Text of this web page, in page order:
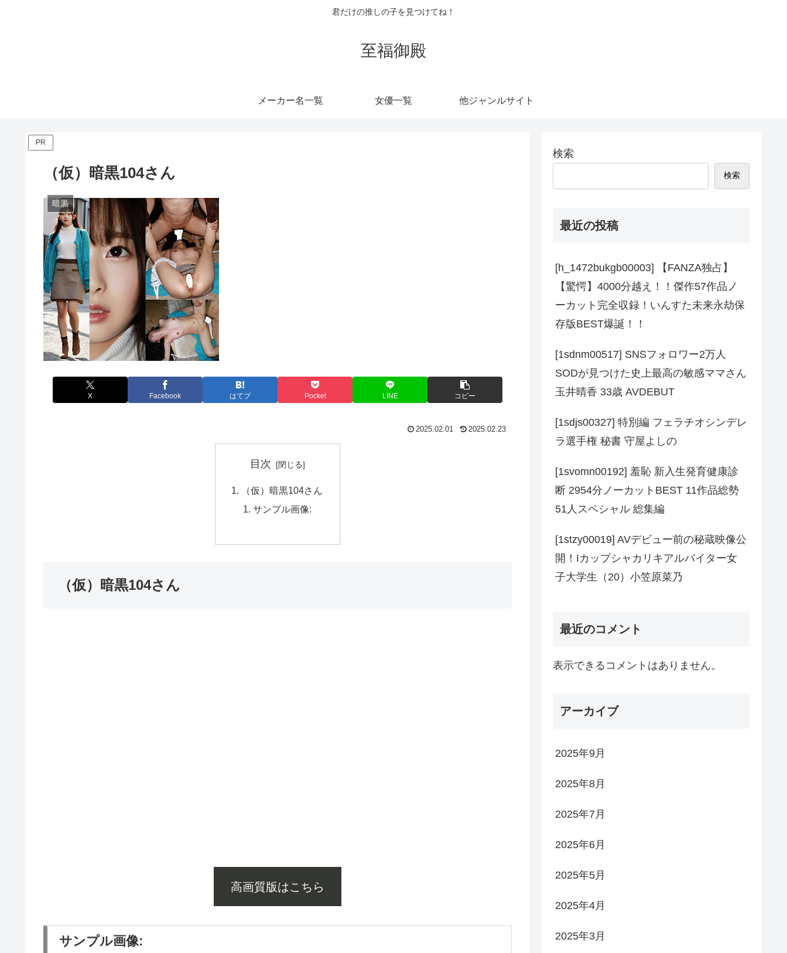
君だけの推しの子を見つけてね！
至福御殿
メーカー名一覧 女優一覧 他ジャンルサイト
PR
（仮）暗黒104さん
暗黒
X Facebook はてブ Pocket LINE コピー
2025.02.01 2025.02.23
目次
（仮）暗黒104さん
サンプル画像:
（仮）暗黒104さん
高画質版はこちら
サンプル画像:
検索
検索
最近の投稿
[h_1472bukgb00003] 【FANZA独占】
【驚愕】4000分越え！！傑作57作品ノ
ーカット完全収録！いんすた未来永劫保
存版BEST爆誕！！
[1sdnm00517] SNSフォロワー2万人
SODが見つけた史上最高の敏感ママさん
玉井晴香 33歳 AVDEBUT
[1sdjs00327] 特別編 フェラチオシンデレ
ラ選手権 秘書 守屋よしの
[1svomn00192] 羞恥 新入生発育健康診
断 2954分ノーカットBEST 11作品総勢
51人スペシャル 総集編
[1stzy00019] AVデビュー前の秘蔵映像公
開！Iカップシャカリキアルバイター女
子大学生（20）小笠原菜乃
最近のコメント
表示できるコメントはありません。
アーカイブ
2025年9月
2025年8月
2025年7月
2025年6月
2025年5月
2025年4月
2025年3月